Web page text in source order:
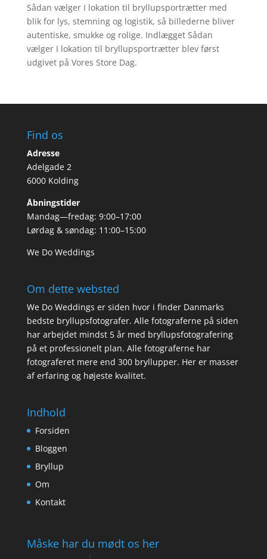
Sådan vælger I lokation til bryllupsportrætter med
blik for lys, stemning og logistik, så billederne bliver
autentiske, smukke og rolige. Indlægget Sådan
vælger I lokation til bryllupsportrætter blev først
udgivet på Vores Store Dag.
Find os
Adresse
Adelgade 2
6000 Kolding
Åbningstider
Mandag—fredag: 9:00–17:00
Lørdag & søndag: 11:00–15:00
We Do Weddings
Om dette websted
We Do Weddings er siden hvor i finder Danmarks
bedste bryllupsfotografer. Alle fotograferne på siden
har arbejdet mindst 5 år med bryllupsfotografering
på et professionelt plan. Alle fotograferne har
fotograferet mere end 300 bryllupper. Her er masser
af erfaring og højeste kvalitet.
Indhold
Forsiden
Bloggen
Bryllup
Om
Kontakt
Måske har du mødt os her